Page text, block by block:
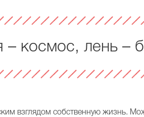
– космос, лень –
взглядом собственную жизнь.